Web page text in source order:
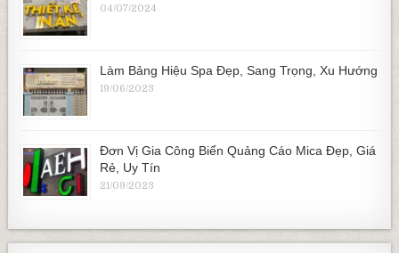
04/07/2024
Làm Bảng Hiệu Spa Đẹp, Sang Trọng, Xu Hướng
19/06/2023
Đơn Vị Gia Công Biển Quảng Cáo Mica Đẹp, Giá
Rẻ, Uy Tín
21/09/2023